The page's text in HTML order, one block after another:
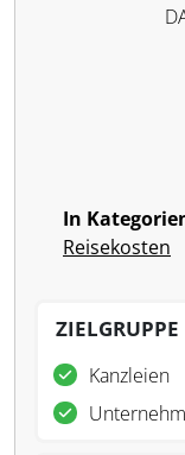
In
Reisekosten
ZIELGRUPPE
Kanzleien